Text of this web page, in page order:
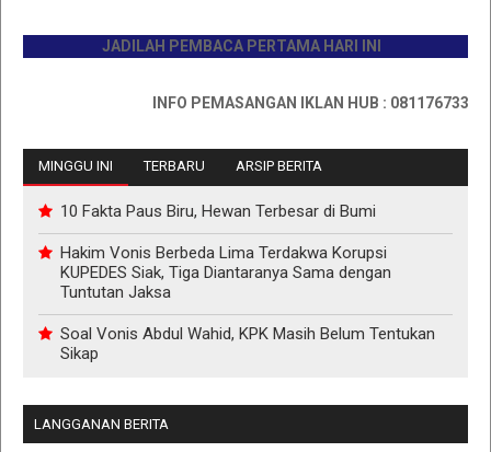
JADILAH PEMBACA PERTAMA HARI INI
INFO PEMASANGAN IKLAN HUB : 0811767335
MINGGU INI TERBARU ARSIP BERITA
10 Fakta Paus Biru, Hewan Terbesar di Bumi
Hakim Vonis Berbeda Lima Terdakwa Korupsi
KUPEDES Siak, Tiga Diantaranya Sama dengan
Tuntutan Jaksa
Soal Vonis Abdul Wahid, KPK Masih Belum Tentukan
Sikap
LANGGANAN BERITA